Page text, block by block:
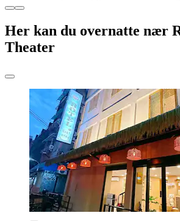
Her kan du overnatte nær
Theater